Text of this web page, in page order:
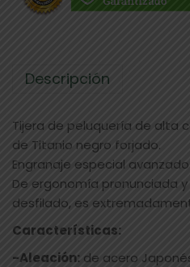
Descripción
Tijera de peluquería de alta
de Titanio negro forjado.
Engranaje especial
De ergonomía pronunciada
desfilado, es
Características:
-Aleación: de acero